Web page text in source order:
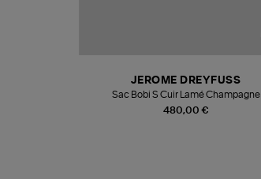
480,00 €
JEROME DREYFUSS
Sac Bobi S Cuir Lamé Champagne